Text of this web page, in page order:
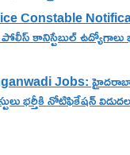
Constable
కానిస్టేబుల్ ఉద్యోగాలు
Jobs:
భర్తీకి నోటిఫికేషన్